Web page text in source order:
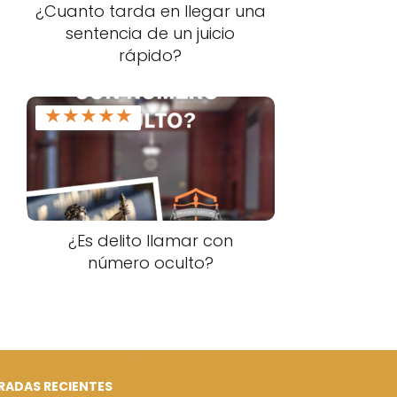
¿Cuanto tarda en llegar una
sentencia de un juicio
rápido?
★★★★★
¿Es delito llamar con
número oculto?
RECIENTES